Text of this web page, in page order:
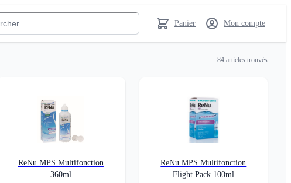
Panier Mon compte
84 articles trouvés
ReNu MPS Multifonction
360ml
ReNu MPS Multifonction
Flight Pack 100ml